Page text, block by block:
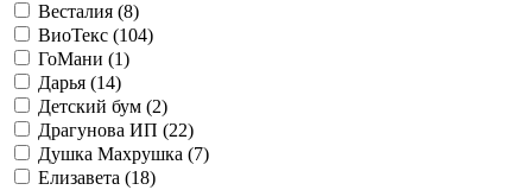
Весталия (8)
ВиоТекс (104)
ГоМани (1)
Дарья (14)
Детский бум (2)
Драгунова ИП (22)
Душка Махрушка (7)
Елизавета (18)